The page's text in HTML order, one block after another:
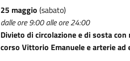
25 maggio (sabato)
dalle ore 9:00 alle ore 24:00
Divieto di circolazione e di sosta
corso Vittorio Emanuele e arterie ad